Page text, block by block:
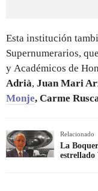
Esta institución
Supernumerarios,
y Académicos de
Adrià, Juan Mari
Monje, Carme
Relacionado
La
estrellado